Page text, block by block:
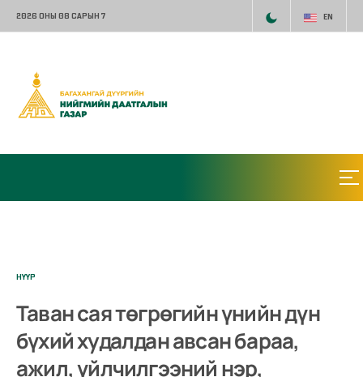
2026 ОНЫ 08 САРЫН 7 EN
НҮҮР
Таван сая төгрөгийн үнийн дүн
бүхий худалдан авсан бараа,
ажил, үйлчилгээний нэр,